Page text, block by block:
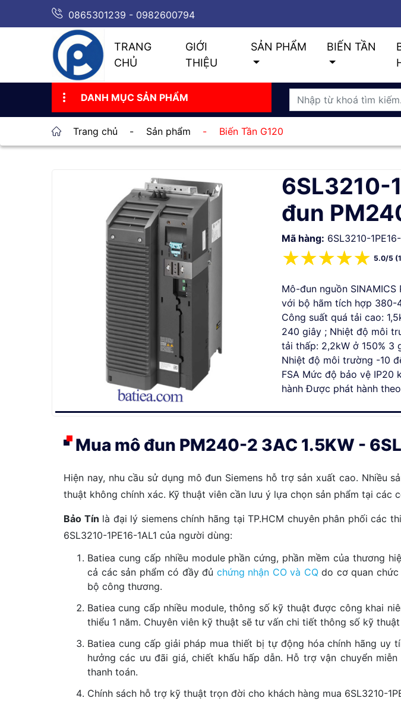
0865301239 - 0982600794
TRANG
CHỦ
GIỚI
THIỆU
SẢN PHẨM BIẾN TẦN
DANH MỤC SẢN PHẨM
Trang chủ - Sản phẩm - Biến Tần G120
6SL3210-
đun
Mã hàng: 6SL3210-1PE16-
☆
☆
☆
☆
☆ 5.0/5
Mô-đun nguồn
với bộ hãm tích hợp 380-
Công suất quá tải cao:
240 giây ; Nhiệt độ môi
tải thấp: 2,2kW ở 150% 3
Nhiệt độ môi trường -10
FSA Mức độ bảo vệ IP20
hành Được phát hành
Mua mô đun PM240-2 3AC 1.5KW -
Hiện nay, nhu cầu sử dụng mô đun Siemens hỗ trợ sản xuất cao. Nhiều
thuật không chính xác. Kỹ thuật viên cần lưu ý lựa chọn sản phẩm tại các
Bảo Tín là đại lý siemens chính hãng tại TP.HCM chuyên phân phối các
6SL3210-1PE16-1AL1 của người dùng:
Batiea cung cấp nhiều module phần cứng, phần mềm của thương
cả các sản phẩm có đầy đủ chứng nhận CO và CQdo cơ quan chức
bộ công thương.
Batiea cung cấp nhiều module, thông số kỹ thuật được công khai
thiểu 1 năm. Chuyên viên kỹ thuật sẽ tư vấn chi tiết thông số kỹ
Batiea cung cấp giải pháp mua thiết bị tự động hóa chính hãng uy
hưởng các ưu đãi giá, chiết khấu hấp dẫn. Hỗ trợ vận chuyển
thanh toán.
Chính sách hỗ trợ kỹ thuật trọn đời cho khách hàng mua 6SL3210-